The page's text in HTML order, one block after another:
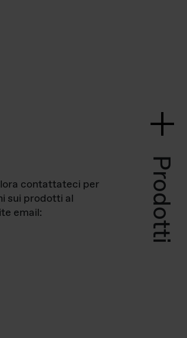
Prodotti
contattateci per
sui prodotti al
email: